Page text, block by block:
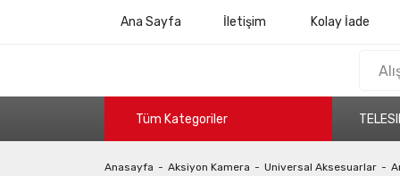
Ana Sayfa İletişim Kolay İade
Tüm Kategoriler
Anasayfa Aksiyon Kamera Universal Aksesuarlar